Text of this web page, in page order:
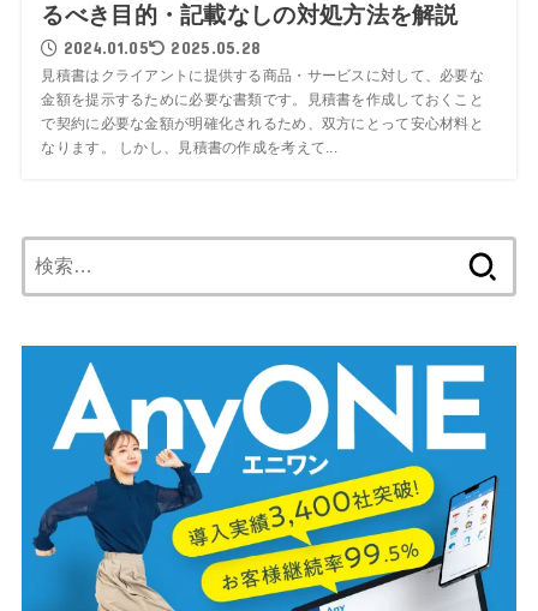
るべき目的・記載なしの対処方法を解説
2024.01.05 2025.05.28
見積書はクライアントに提供する商品・サービスに対して、必要な
金額を提示するために必要な書類です。見積書を作成しておくこと
で契約に必要な金額が明確化されるため、双方にとって安心材料と
なります。 しかし、見積書の作成を考えて...
索: